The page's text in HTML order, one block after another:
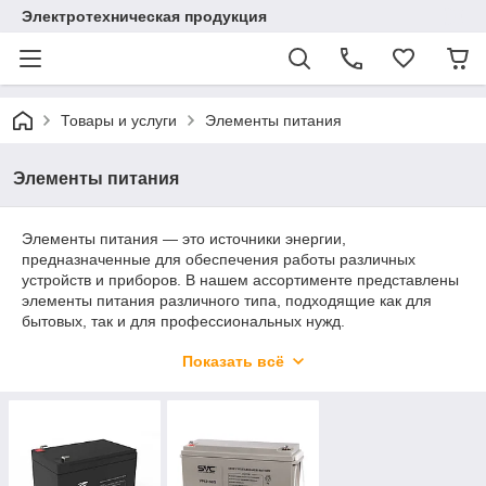
Электротехническая продукция
Товары и услуги Элементы питания
Элементы питания
Элементы питания — это источники энергии,
предназначенные для обеспечения работы различных
устройств и приборов. В нашем ассортименте представлены
элементы питания различного типа, подходящие как для
бытовых, так и для профессиональных нужд.
энергопотреблением, таких как пульты, игрушки, фонари.
Солевые: Более экономичный вариант для маломощных
Показать всё